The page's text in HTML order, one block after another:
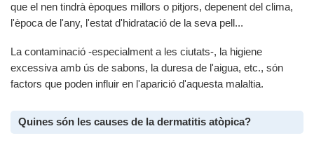
que el nen tindrà èpoques millors o pitjors, depenent del clima,
l'època de l'any, l'estat d'hidratació de la seva pell...
La contaminació -especialment a les ciutats-, la higiene
excessiva amb ús de sabons, la duresa de l'aigua, etc., són
factors que poden influir en l'aparició d'aquesta malaltia.
Quines són les causes de la dermatitis atòpica?